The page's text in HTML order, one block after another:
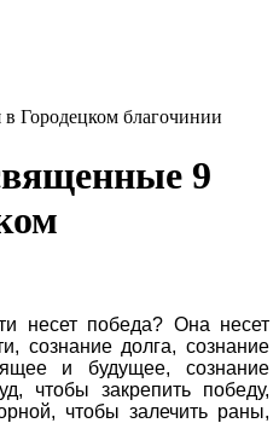
Городецком благочинии
9
несет победа? Она несет
сознание долга, сознание
и будущее, сознание
чтобы закрепить победу,
чтобы залечить раны,